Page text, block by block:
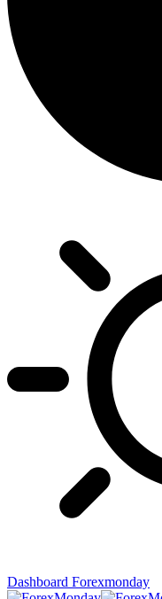
Dashboard Forexmonday